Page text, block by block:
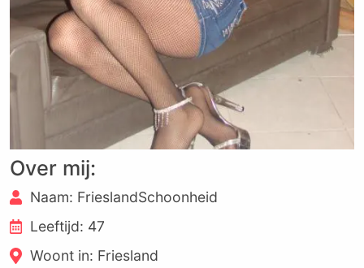
Over mij:
Naam: FrieslandSchoonheid
Leeftijd: 47
Woont in: Friesland